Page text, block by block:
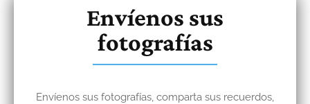
Envíenos sus
fotografías
Envíenos sus fotografías, comparta sus recuerdos,